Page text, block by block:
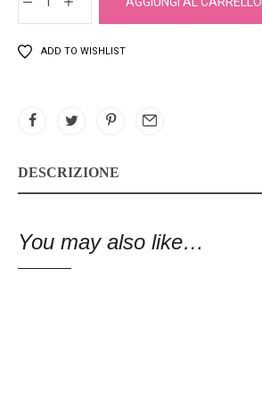
ADD TO WISHLIST
DESCRIZIONE
You may also like…